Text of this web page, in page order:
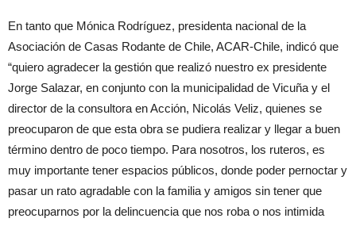
En tanto que Mónica Rodríguez, presidenta nacional de la
Asociación de Casas Rodante de Chile, ACAR-Chile, indicó que
“quiero agradecer la gestión que realizó nuestro ex presidente
Jorge Salazar, en conjunto con la municipalidad de Vicuña y el
director de la consultora en Acción, Nicolás Veliz, quienes se
preocuparon de que esta obra se pudiera realizar y llegar a buen
término dentro de poco tiempo. Para nosotros, los ruteros, es
muy importante tener espacios públicos, donde poder pernoctar y
pasar un rato agradable con la familia y amigos sin tener que
preocuparnos por la delincuencia que nos roba o nos intimida